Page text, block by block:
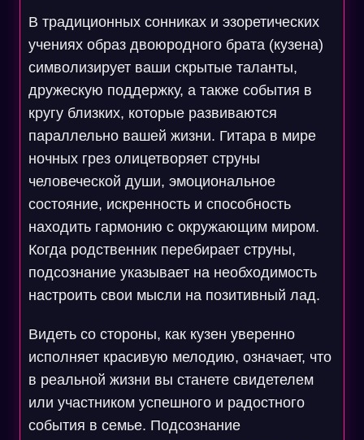
В традиционных сонниках и эзоретических
учениях образ двоюродного брата (кузена)
символизирует ваши скрытые таланты,
дружескую поддержку, а также события в
кругу близких, которые развиваются
параллельно вашей жизни. Гитара в мире
ночных грез олицетворяет струны
человеческой души, эмоциональное
состояние, искренность и способность
находить гармонию с окружающим миром.
Когда родственник перебирает струны,
подсознание указывает на необходимость
настроить свои мысли на позитивный лад.
Видеть со стороны, как кузен уверенно
исполняет красивую мелодию, означает, что
в реальной жизни вы станете свидетелем
или участником успешного и радостного
события в семье. Подсознание